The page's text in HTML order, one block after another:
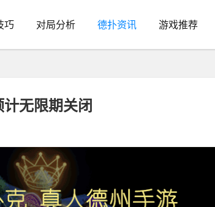
巧 对局分析 德扑资讯 游戏推荐
无限期关闭